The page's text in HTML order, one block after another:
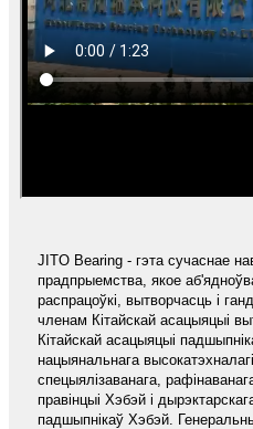
JITO Bearing - гэта сучаснае
прадпрыемства, якое
распрацоўкі, вытворчасць і
членам Кітайскай асацыяцыі
Кітайскай асацыяцыі
нацыянальнага
спецыялізаванага,
правінцыі Хэбэй і
падшыпнікаў Хэбэй.